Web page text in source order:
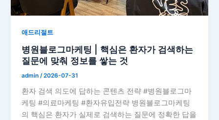
애드리절트
병원블로그마케팅 | 핵심은 환자가 검색하는
질문에 맞춰 정보를 쌓는 것
admin /2026-07-31
환자 검색 의도에 답하는 콘텐츠 전략 #병원블로그마
케팅 #의료마케팅 #환자유입전략 병원블로그마케팅
의 핵심은 환자가 실제로 검색하는 질문에 정확한 답을